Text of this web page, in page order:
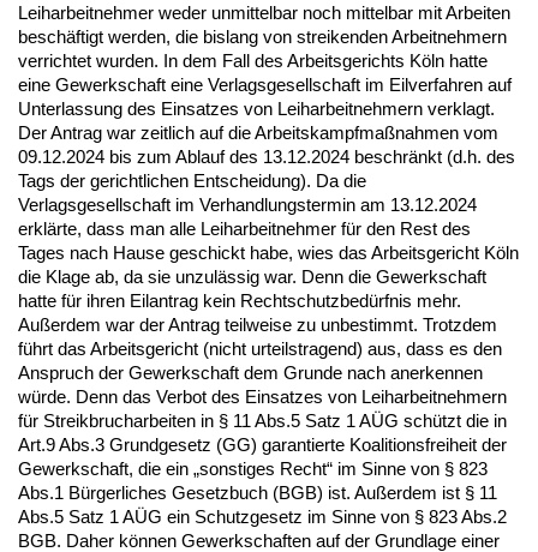
Leiharbeitnehmer weder unmittelbar noch mittelbar mit Arbeiten
beschäftigt werden, die bislang von streikenden Arbeitnehmern
verrichtet wurden. In dem Fall des Arbeitsgerichts Köln hatte
eine Gewerkschaft eine Verlagsgesellschaft im Eilverfahren auf
Unterlassung des Einsatzes von Leiharbeitnehmern verklagt.
Der Antrag war zeitlich auf die Arbeitskampfmaßnahmen vom
09.12.2024 bis zum Ablauf des 13.12.2024 beschränkt (d.h. des
Tags der gerichtlichen Entscheidung). Da die
Verlagsgesellschaft im Verhandlungstermin am 13.12.2024
erklärte, dass man alle Leiharbeitnehmer für den Rest des
Tages nach Hause geschickt habe, wies das Arbeitsgericht Köln
die Klage ab, da sie unzulässig war. Denn die Gewerkschaft
hatte für ihren Eilantrag kein Rechtschutzbedürfnis mehr.
Außerdem war der Antrag teilweise zu unbestimmt. Trotzdem
führt das Arbeitsgericht (nicht urteilstragend) aus, dass es den
Anspruch der Gewerkschaft dem Grunde nach anerkennen
würde. Denn das Verbot des Einsatzes von Leiharbeitnehmern
für Streikbrucharbeiten in § 11 Abs.5 Satz 1 AÜG schützt die in
Art.9 Abs.3 Grundgesetz (GG) garantierte Koalitionsfreiheit der
Gewerkschaft, die ein „sonstiges Recht“ im Sinne von § 823
Abs.1 Bürgerliches Gesetzbuch (BGB) ist. Außerdem ist § 11
Abs.5 Satz 1 AÜG ein Schutzgesetz im Sinne von § 823 Abs.2
BGB. Daher können Gewerkschaften auf der Grundlage einer